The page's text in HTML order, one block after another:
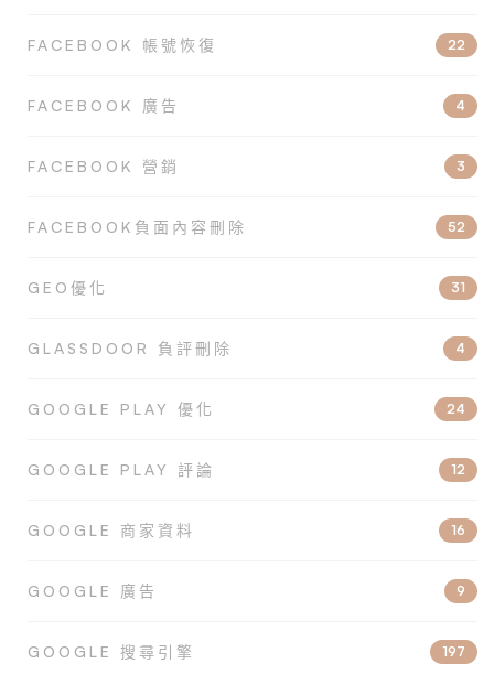
FACEBOOK 帳號恢復 22
FACEBOOK 廣告 4
FACEBOOK 營銷 3
FACEBOOK負面內容刪除 52
GEO優化 31
GLASSDOOR 負評刪除 4
GOOGLE PLAY 優化 24
GOOGLE PLAY 評論 12
GOOGLE 商家資料 16
GOOGLE 廣告 9
GOOGLE 搜尋引擎 197